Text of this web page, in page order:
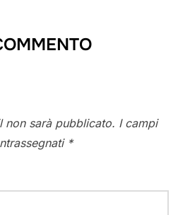
non sarà pubblicato. I campi
*